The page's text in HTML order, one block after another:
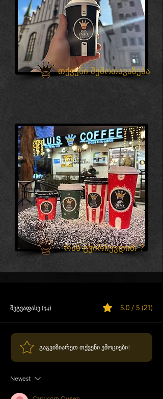
თქვენი შემოთავაზება
რას გვირჩევდით ?
შეგვაფასე (54) 5.0 / 5 (21)
გაგვიზიარეთ თქვენი ემოციები!
Newest